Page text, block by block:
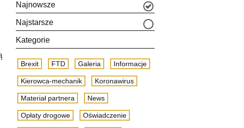
Najnowsze
Najstarsze
Kategorie
Brexit FTD Galeria Informacje
Kierowca-mechanik Koronawirus
Materiał partnera News
Opłaty drogowe Oświadczenie